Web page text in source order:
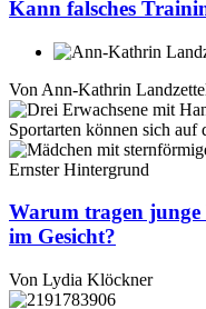
Kann falsches
Von Ann-Kathrin
Ernster Hintergrund
Warum tragen junge
im Gesicht?
Von Lydia Klöckner